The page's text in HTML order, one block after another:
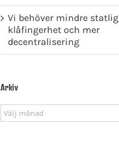
Vi behöver mindre statlig
klåfingerhet och mer
decentralisering
Arkiv
Arkiv